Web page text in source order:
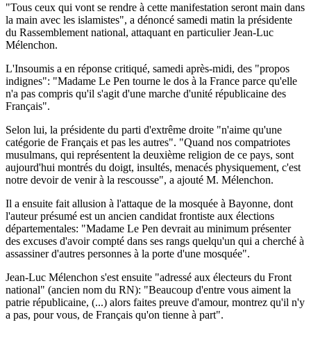
"Tous ceux qui vont se rendre à cette manifestation seront main dans
la main avec les islamistes", a dénoncé samedi matin la présidente
du Rassemblement national, attaquant en particulier Jean-Luc
Mélenchon.
L'Insoumis a en réponse critiqué, samedi après-midi, des "propos
indignes": "Madame Le Pen tourne le dos à la France parce qu'elle
n'a pas compris qu'il s'agit d'une marche d'unité républicaine des
Français".
Selon lui, la présidente du parti d'extrême droite "n'aime qu'une
catégorie de Français et pas les autres". "Quand nos compatriotes
musulmans, qui représentent la deuxième religion de ce pays, sont
aujourd'hui montrés du doigt, insultés, menacés physiquement, c'est
notre devoir de venir à la rescousse", a ajouté M. Mélenchon.
Il a ensuite fait allusion à l'attaque de la mosquée à Bayonne, dont
l'auteur présumé est un ancien candidat frontiste aux élections
départementales: "Madame Le Pen devrait au minimum présenter
des excuses d'avoir compté dans ses rangs quelqu'un qui a cherché à
assassiner d'autres personnes à la porte d'une mosquée".
Jean-Luc Mélenchon s'est ensuite "adressé aux électeurs du Front
national" (ancien nom du RN): "Beaucoup d'entre vous aiment la
patrie républicaine, (...) alors faites preuve d'amour, montrez qu'il n'y
a pas, pour vous, de Français qu'on tienne à part".